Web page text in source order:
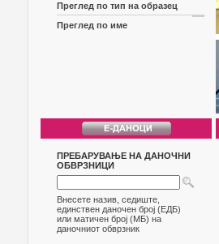
Преглед по тип на образец
Преглед по име
ПРЕБАРУВАЊЕ НА ДАНОЧНИ
ОБВРЗНИЦИ
Внесете назив, седиште,
единствен даночен број (ЕДБ)
или матичен број (МБ) на
даночниот обврзник